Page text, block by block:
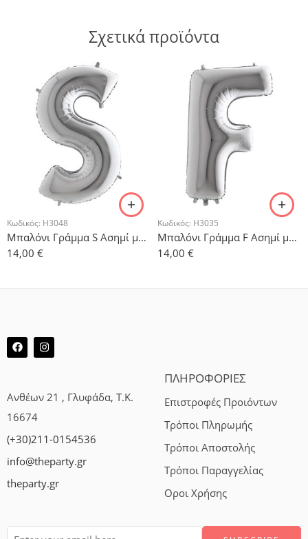
Σχετικά προϊόντα
Κωδικός: H3048
Μπαλόνι Γράμμα S Ασημί με ήλιον 101cm
14,00 €
Κωδικός: H3035
Μπαλόνι Γράμμα F Ασημί με ήλιον 101cm
14,00 €
Ανθέων 21 , Γλυφάδα, Τ.Κ.
16674
(+30)211-0154536
info@theparty.gr
theparty.gr
ΠΛΗΡΟΦΟΡΙΕΣ
Επιστροφές Προιόντων
Τρόποι Πληρωμής
Τρόποι Αποστολής
Τρόποι Παραγγελίας
Οροι Χρήσης